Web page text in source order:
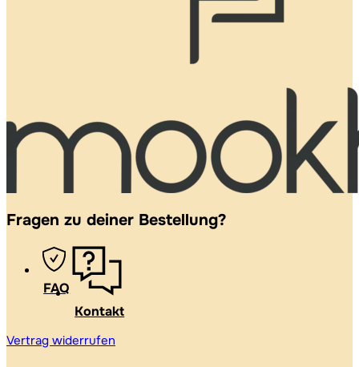
Fragen zu deiner Bestellung?
FAQ
Kontakt
Vertrag widerrufen